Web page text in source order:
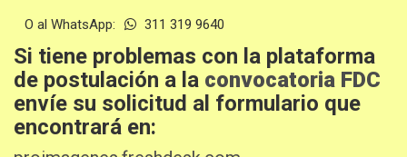
O al WhatsApp: 311 319 9640
Si tiene problemas con la plataforma
de postulación a la convocatoria FDC
envíe su solicitud al formulario que
encontrará en: